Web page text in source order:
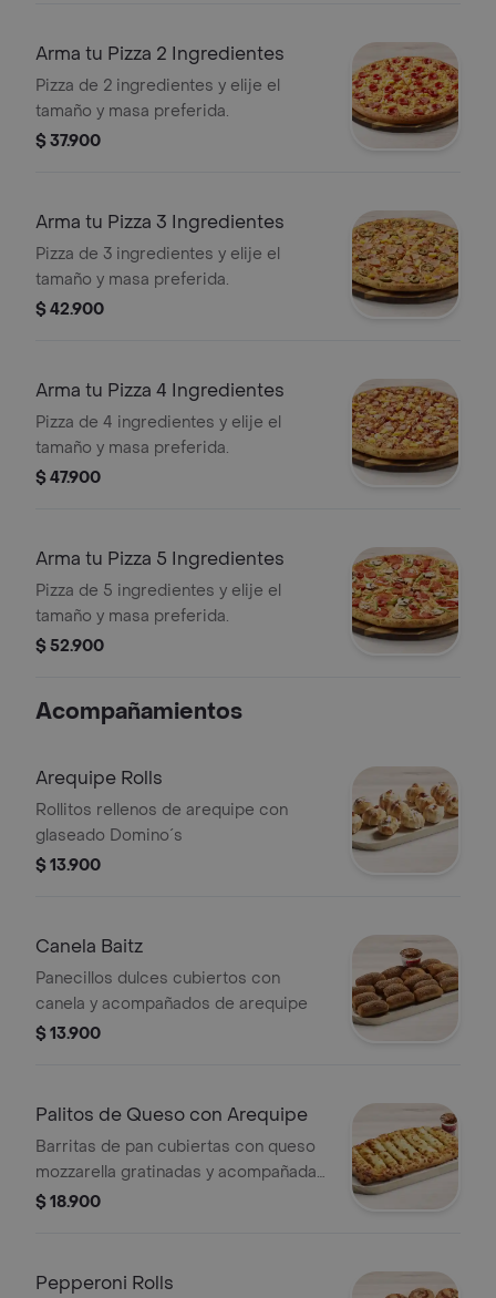
Arma tu Pizza 2 Ingredientes
Pizza de 2 ingredientes y elije el
tamaño y masa preferida.
$ 37.900
Arma tu Pizza 3 Ingredientes
Pizza de 3 ingredientes y elije el
tamaño y masa preferida.
$ 42.900
Arma tu Pizza 4 Ingredientes
Pizza de 4 ingredientes y elije el
tamaño y masa preferida.
$ 47.900
Arma tu Pizza 5 Ingredientes
Pizza de 5 ingredientes y elije el
tamaño y masa preferida.
$ 52.900
Acompañamientos
Arequipe Rolls
Rollitos rellenos de arequipe con
glaseado Domino´s
$ 13.900
Canela Baitz
Panecillos dulces cubiertos con
canela y acompañados de arequipe
$ 13.900
Palitos de Queso con Arequipe
Barritas de pan cubiertas con queso
mozzarella gratinadas y acompañadas
de arequipe
$ 18.900
Pepperoni Rolls